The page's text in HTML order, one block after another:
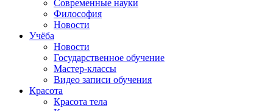
Современные науки
Философия
Новости
Учёба
Новости
Государственное обучение
Мастер-классы
Видео записи обучения
Красота
Красота тела